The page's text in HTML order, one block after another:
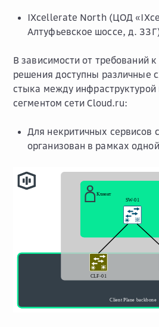
IXcellerate North (ЦОД
Алтуфьевское шоссе, д.
В зависимости от требований
решения доступны различные
стыка между инфраструктурой
сегментом сети Cloud.ru:
Для некритичных сервисов
организован в рамках